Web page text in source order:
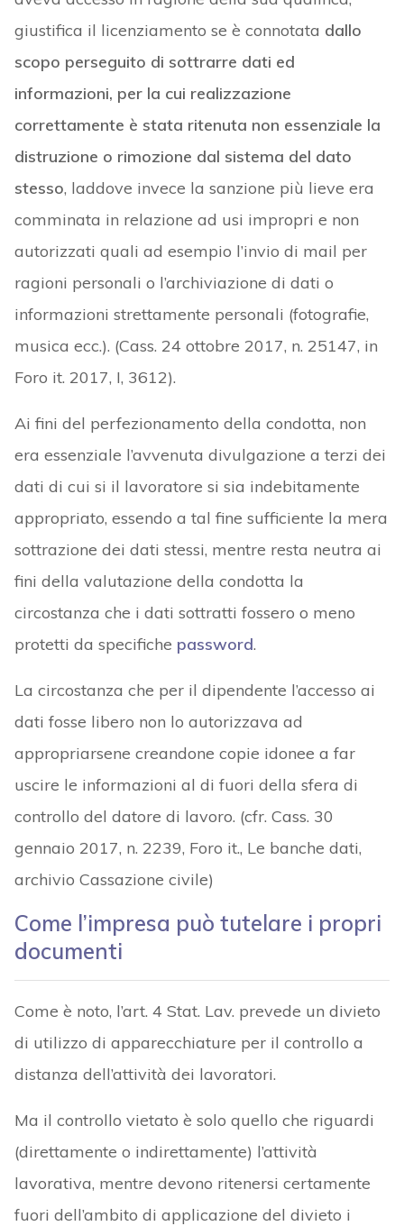
giustifica il licenziamento se è connotata dallo
scopo perseguito di sottrarre dati ed
informazioni, per la cui realizzazione
correttamente è stata ritenuta non essenziale la
distruzione o rimozione dal sistema del dato
stesso, laddove invece la sanzione più lieve era
comminata in relazione ad usi impropri e non
autorizzati quali ad esempio l’invio di mail per
ragioni personali o l’archiviazione di dati o
informazioni strettamente personali (fotografie,
musica ecc.). (Cass. 24 ottobre 2017, n. 25147, in
Foro it. 2017, I, 3612).
Ai fini del perfezionamento della condotta, non
era essenziale l’avvenuta divulgazione a terzi dei
dati di cui si il lavoratore si sia indebitamente
appropriato, essendo a tal fine sufficiente la mera
sottrazione dei dati stessi, mentre resta neutra ai
fini della valutazione della condotta la
circostanza che i dati sottratti fossero o meno
protetti da specifiche password.
La circostanza che per il dipendente l’accesso ai
dati fosse libero non lo autorizzava ad
appropriarsene creandone copie idonee a far
uscire le informazioni al di fuori della sfera di
controllo del datore di lavoro. (cfr. Cass. 30
gennaio 2017, n. 2239, Foro it., Le banche dati,
archivio Cassazione civile)
Come l’impresa può tutelare i propri
documenti
Come è noto, l’art. 4 Stat. Lav. prevede un divieto
di utilizzo di apparecchiature per il controllo a
distanza dell’attività dei lavoratori.
Ma il controllo vietato è solo quello che riguardi
(direttamente o indirettamente) l’attività
lavorativa, mentre devono ritenersi certamente
fuori dell’ambito di applicazione del divieto i